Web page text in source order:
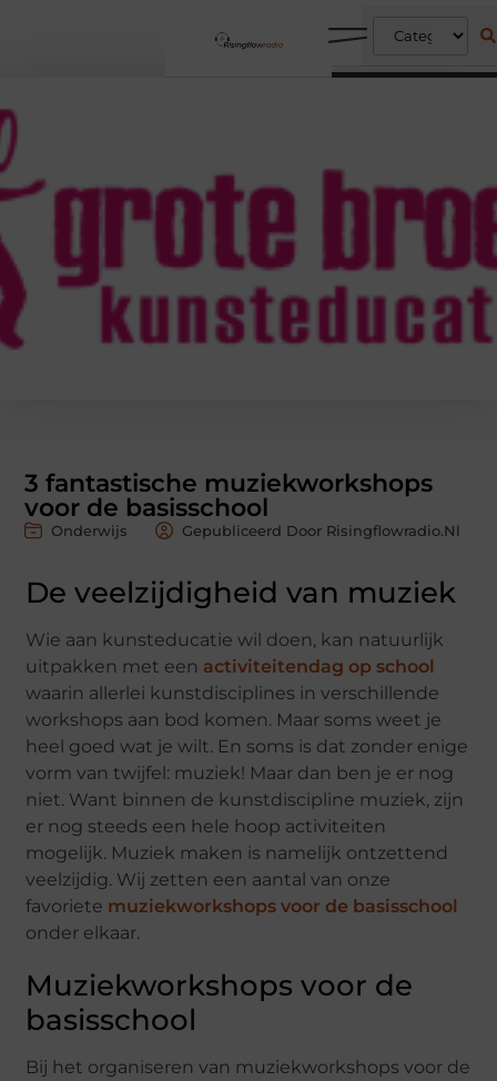
3 fantastische muziekworkshops
voor de basisschool
Onderwijs Gepubliceerd Door Risingflowradio.nl
De veelzijdigheid van muziek
Wie aan kunsteducatie wil doen, kan natuurlijk
uitpakken met een activiteitendag op school
waarin allerlei kunstdisciplines in verschillende
workshops aan bod komen. Maar soms weet je
heel goed wat je wilt. En soms is dat zonder enige
vorm van twijfel: muziek! Maar dan ben je er nog
niet. Want binnen de kunstdiscipline muziek, zijn
er nog steeds een hele hoop activiteiten
mogelijk. Muziek maken is namelijk ontzettend
veelzijdig. Wij zetten een aantal van onze
favoriete muziekworkshops voor de basisschool
onder elkaar.
Muziekworkshops voor de
basisschool
Bij het organiseren van muziekworkshops voor de